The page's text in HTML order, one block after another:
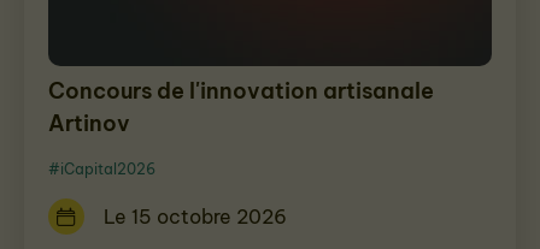
Concours de l'innovation artisanale
Artinov
#iCapital2026
Le 15 octobre 2026